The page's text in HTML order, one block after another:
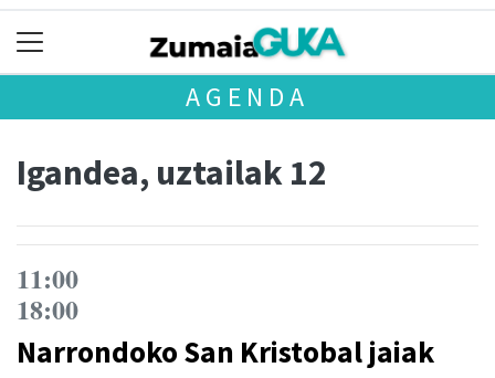
AGENDA
Igandea, uztailak 12
11:00
18:00
Narrondoko San Kristobal jaiak